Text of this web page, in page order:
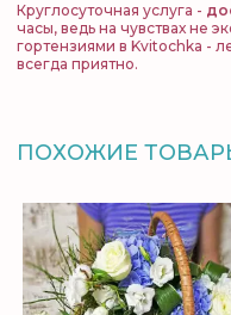
Круглосуточная услуга -
часы, ведь на чувствах не
гортензиями в Kvitochka -
всегда приятно.
ПОХОЖИЕ